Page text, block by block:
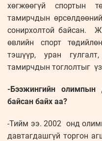
хөгжөөгүй спортын
тамирчдын
сонирхолтой байсан.
өвлийн спорт
тэшүүр, уран
тамирчдын тоглолтыг
-Бээжингийн олимпын
байсан байх аа?
-Тийм ээ. 2002 онд
давтагдашгүй торгон